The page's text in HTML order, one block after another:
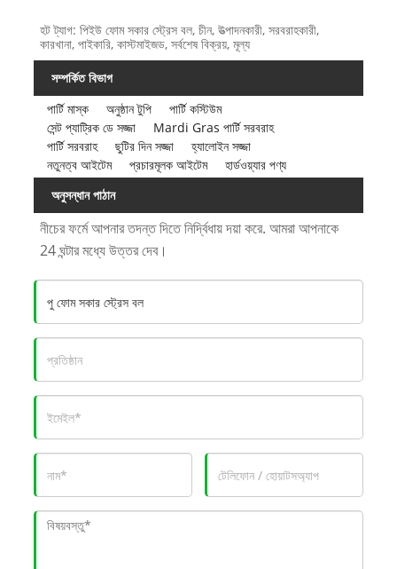
হট ট্যাগ: পিইউ ফোম সকার স্ট্রেস বল, চীন, উত্পাদনকারী, সরবরাহকারী,
কারখানা, পাইকারি, কাস্টমাইজড, সর্বশেষ বিক্রয়, মূল্য
সম্পর্কিত বিভাগ
পার্টি মাস্ক
অনুষ্ঠান টুপি
পার্টি কস্টিউম
সেন্ট প্যাট্রিক ডে সজ্জা
Mardi Gras পার্টি সরবরাহ
পার্টি সরবরাহ
ছুটির দিন সজ্জা
হ্যালোইন সজ্জা
নতুনত্ব আইটেম
প্রচারমূলক আইটেম
হার্ডওয়্যার পণ্য
অনুসন্ধান পাঠান
নীচের ফর্মে আপনার তদন্ত দিতে নির্দ্বিধায় দয়া করে. আমরা আপনাকে
24 ঘন্টার মধ্যে উত্তর দেব।